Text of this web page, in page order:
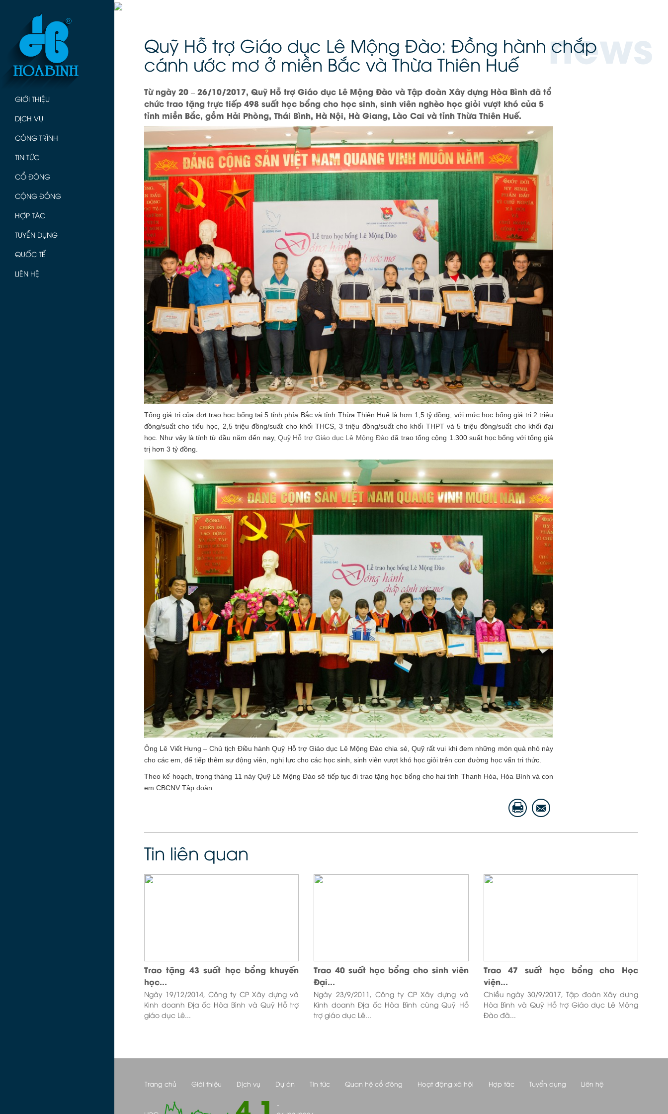
GIỚI THIỆU
DỊCH VỤ
CÔNG TRÌNH
TIN TỨC
CỔ ĐÔNG
CỘNG ĐỒNG
HỢP TÁC
TUYỂN DỤNG
QUỐC TẾ
LIÊN HỆ
Quỹ Hỗ trợ Giáo dục Lê Mộng Đào: Đồng hành chắp
cánh ước mơ ở miền Bắc và Thừa Thiên Huế news
Từ ngày 20 – 26/10/2017, Quỹ Hỗ trợ Giáo dục Lê Mộng Đào và Tập đoàn Xây dựng Hòa Bình đã tổ
chức trao tặng trực tiếp 498 suất học bổng cho học sinh, sinh viên nghèo học giỏi vượt khó của 5
tỉnh miền Bắc, gồm Hải Phòng, Thái Bình, Hà Nội, Hà Giang, Lào Cai và tỉnh Thừa Thiên Huế.
Tổng giá trị của đợt trao học bổng tại 5 tỉnh phía Bắc và tỉnh Thừa Thiên Huế là hơn 1,5 tỷ đồng, với mức học bổng giá trị 2 triệu
đồng/suất cho tiểu học, 2,5 triệu đồng/suất cho khối THCS, 3 triệu đồng/suất cho khối THPT và 5 triệu đồng/suất cho khối đại
học. Như vậy là tính từ đầu năm đến nay, Quỹ Hỗ trợ Giáo dục Lê Mộng Đào đã trao tổng cộng 1.300 suất học bổng với tổng giá
trị hơn 3 tỷ đồng.
Ông Lê Viết Hưng – Chủ tịch Điều hành Quỹ Hỗ trợ Giáo dục Lê Mộng Đào chia sẻ, Quỹ rất vui khi đem những món quà nhỏ này
cho các em, để tiếp thêm sự động viên, nghị lực cho các học sinh, sinh viên vượt khó học giỏi trên con đường học vấn tri thức.
Theo kế hoạch, trong tháng 11 này Quỹ Lê Mộng Đào sẽ tiếp tục đi trao tặng học bổng cho hai tỉnh Thanh Hóa, Hòa Bình và con
em CBCNV Tập đoàn.
Tin liên quan
Trao tặng 43 suất học bổng khuyến
học...
Ngày 19/12/2014, Công ty CP Xây dựng và
Kinh doanh Địa ốc Hòa Bình và Quỹ Hỗ trợ
giáo dục Lê...
Trao 40 suất học bổng cho sinh viên
Đại...
Ngày 23/9/2011, Công ty CP Xây dựng và
Kinh doanh Địa ốc Hòa Bình cùng Quỹ Hỗ
trợ giáo dục Lê...
Trao 47 suất học bổng cho Học
viện...
Chiều ngày 30/9/2017, Tập đoàn Xây dựng
Hòa Bình và Quỹ Hỗ trợ Giáo dục Lê Mộng
Đào đã...
Trang chủ Giới thiệu Dịch vụ Dự án Tin tức Quan hệ cổ đông Hoạt động xã hội Hợp tác Tuyển dụng Liên hệ
-